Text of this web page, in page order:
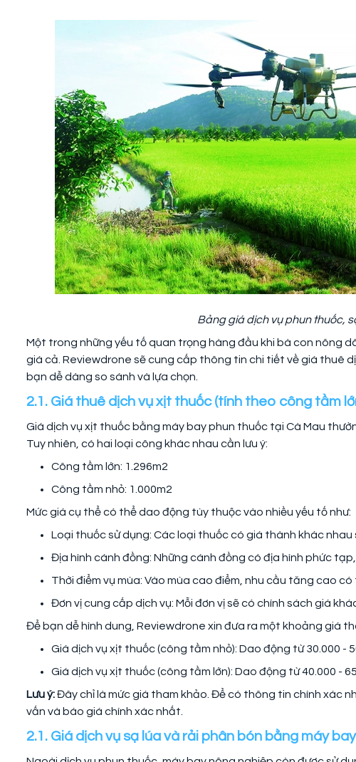
Bảng giá dịch vụ phun thuốc,
Một trong những yếu tố quan trọng hàng đầu khi bà con nông
giá cả. Reviewdrone sẽ cung cấp thông tin chi tiết về giá thuê
bạn dễ dàng so sánh và lựa chọn.
2.1. Giá thuê dịch vụ xịt thuốc (tính theo công tầm
Giá dịch vụ xịt thuốc bằng máy bay phun thuốc tại Cà Mau
Tuy nhiên, có hai loại công khác nhau cần lưu ý:
Công tầm lớn: 1.296m2
Công tầm nhỏ: 1.000m2
Mức giá cụ thể có thể dao động tùy thuộc vào nhiều yếu tố như:
Loại thuốc sử dụng: Các loại thuốc có giá thành khác nhau
Địa hình cánh đồng: Những cánh đồng có địa hình phức
Thời điểm vụ mùa: Vào mùa cao điểm, nhu cầu tăng cao có
Đơn vị cung cấp dịch vụ: Mỗi đơn vị sẽ có chính sách giá
Để bạn dễ hình dung, Reviewdrone xin đưa ra một khoảng giá
Giá dịch vụ xịt thuốc (công tầm nhỏ): Dao động từ 30.000 -
Giá dịch vụ xịt thuốc (công tầm lớn): Dao động từ 40.000 -
Lưu ý:Đây chỉ là mức giá tham khảo. Để có thông tin chính xác
vấn và báo giá chính xác nhất.
2.1. Giá dịch vụ sạ lúa và rải phân bón bằng máy bay